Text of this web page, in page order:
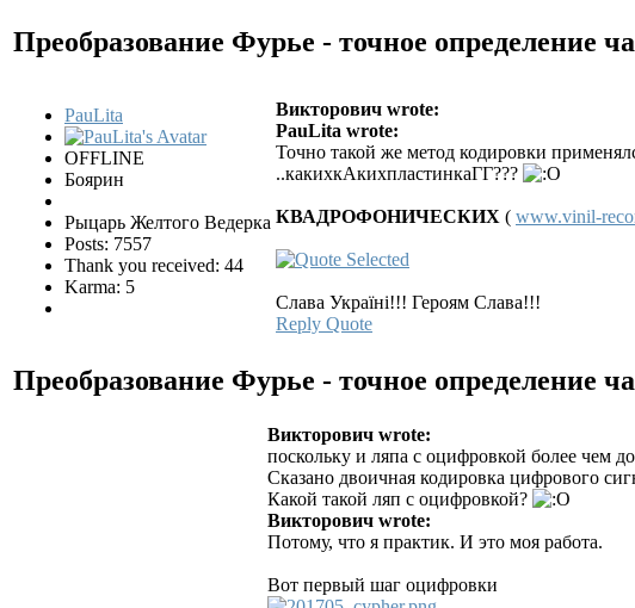
Преобразование Фурье - точное определение
PauLita
OFFLINE
Боярин
Рыцарь Желтого Ведерка
Posts: 7557
Thank you received: 44
Karma: 5
Викторович wrote:
PauLita wrote:
Точно такой же метод кодировки
..какихкАкихпластинкаГГ???
КВАДРОФОНИЧЕСКИХ ( www.vinil-
Слава Україні!!! Героям Слава!!!
Reply Quote
Преобразование Фурье - точное определение
Викторович wrote:
поскольку и ляпа с оцифровкой более чем
Сказано двоичная кодировка цифрового
Какой такой ляп с оцифровкой?
Викторович wrote:
Потому, что я практик. И это моя работа.
Вот первый шаг оцифровки